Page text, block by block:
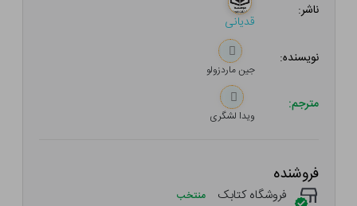
ناشر:
قدیانی
نویسنده:
جین ماردزولو
مترجم:
ویدا لشگری
فروشنده
فروشگاه کتابک منتخب